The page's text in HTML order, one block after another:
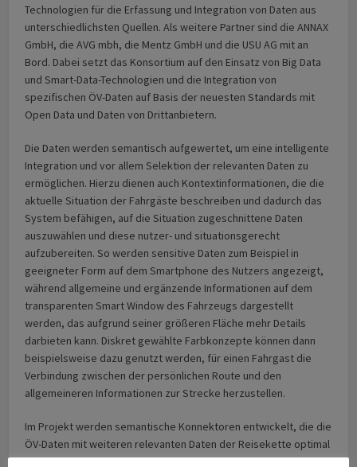
Technologien für die Erfassung und Integration von Daten aus
unterschiedlichsten Quellen. Als weitere Partner sind die ANNAX
GmbH, die AVG mbh, die Mentz GmbH und die USU AG mit an
Bord. Dabei setzt das Konsortium auf den Einsatz von Big Data
und Smart-Data-Technologien und die Integration von
spezifischen ÖV-Daten auf Basis der neuesten Standards mit
Open Data und Daten von Drittanbietern.
Die Daten werden semantisch aufgewertet, um eine intelligente
Integration und vor allem Selektion der relevanten Daten zu
ermöglichen. Hierzu dienen auch Kontextinformationen, die die
aktuelle Situation der Fahrgäste beschreiben und dadurch das
System befähigen, auf die Situation zugeschnittene Daten
auszuwählen und diese nutzer- und situationsgerecht
aufzubereiten. So werden sensitive Daten zum Beispiel in
geeigneter Form auf dem Smartphone des Nutzers angezeigt,
während allgemeine und ergänzende Informationen auf dem
transparenten Smart Window des Fahrzeugs dargestellt
werden, das aufgrund seiner größeren Fläche mehr Details
darbieten kann. Diskret gewählte Farbkonzepte können dann
beispielsweise dazu genutzt werden, für einen Fahrgast die
Verbindung zwischen der persönlichen Route und den
allgemeineren Informationen zur Strecke herzustellen.
Im Projekt werden semantische Konnektoren entwickelt, die die
ÖV-Daten mit weiteren relevanten Daten der Reisekette optimal
verknüpfen. Es werden Prototypen eines intelligenten